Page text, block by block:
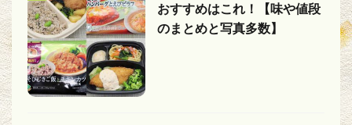
おすすめはこれ！【味や値段
のまとめと写真多数】